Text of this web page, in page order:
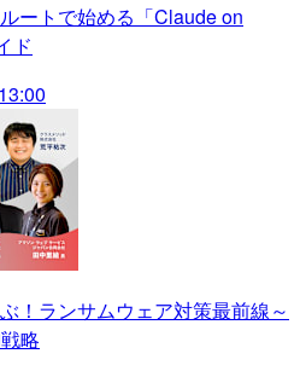
ートで始める「Claude on
ド
！ランサムウェア対策最前線～
略